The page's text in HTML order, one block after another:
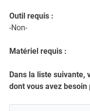
Outil requis :
-Non-
Matériel requis :
Dans la liste suivante,
dont vous avez